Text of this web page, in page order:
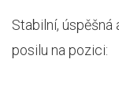
Stabilní,
posilu na pozici: